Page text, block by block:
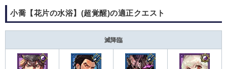
小喬【花片の水浴】(超覚醒)の適正クエスト
滅降臨